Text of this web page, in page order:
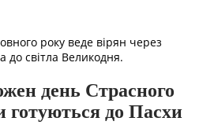
року веде вірян через
до світла Великодня.
день Страсного
готуються до Пасхи